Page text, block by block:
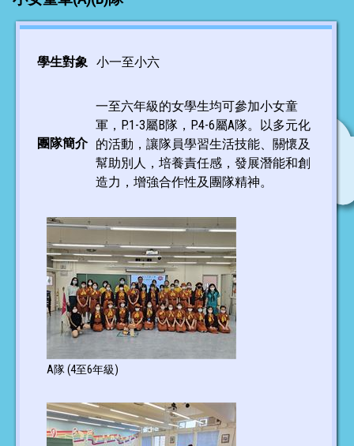
學生對象 小一至小六
團隊簡介
一至六年級的女學生均可參加小女童
軍，P.1-3屬B隊，P.4-6屬A隊。以多元化
的活動，讓隊員學習生活技能、關懷及
幫助別人，培養責任感，發展潛能和創
造力，增強合作性及團隊精神。
A隊 (4至6年級)